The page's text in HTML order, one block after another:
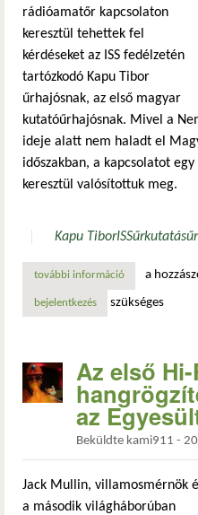
rádióamatőr kapcsolaton
keresztül tehettek fel
kérdéseket az ISS fedélzetén
tartózkodó Kapu Tibor
űrhajósnak, az első magyar
kutatóűrhajósnak. Mivel a
ideje alatt nem haladt el
időszakban, a kapcsolatot
keresztül valósítottuk meg.
Kapu TiborISSűrkutatás
további információmagyar diákok
a
bejelentkezés szükséges
Az első
az
Beküldte kami911 -
Jack Mullin, villamosmérnök
a második világháborúban